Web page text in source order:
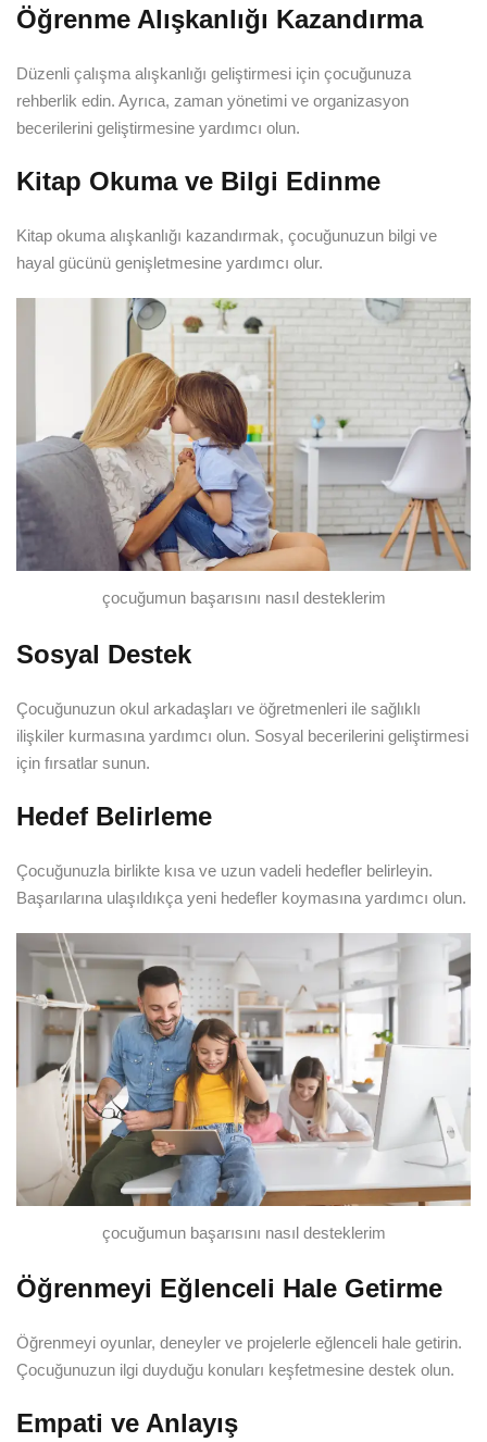
Öğrenme Alışkanlığı Kazandırma
Düzenli çalışma alışkanlığı geliştirmesi için çocuğunuza
rehberlik edin. Ayrıca, zaman yönetimi ve organizasyon
becerilerini geliştirmesine yardımcı olun.
Kitap Okuma ve Bilgi Edinme
Kitap okuma alışkanlığı kazandırmak, çocuğunuzun bilgi ve
hayal gücünü genişletmesine yardımcı olur.
çocuğumun başarısını nasıl desteklerim
Sosyal Destek
Çocuğunuzun okul arkadaşları ve öğretmenleri ile sağlıklı
ilişkiler kurmasına yardımcı olun. Sosyal becerilerini geliştirmesi
için fırsatlar sunun.
Hedef Belirleme
Çocuğunuzla birlikte kısa ve uzun vadeli hedefler belirleyin.
Başarılarına ulaşıldıkça yeni hedefler koymasına yardımcı olun.
çocuğumun başarısını nasıl desteklerim
Öğrenmeyi Eğlenceli Hale Getirme
Öğrenmeyi oyunlar, deneyler ve projelerle eğlenceli hale getirin.
Çocuğunuzun ilgi duyduğu konuları keşfetmesine destek olun.
Empati ve Anlayış